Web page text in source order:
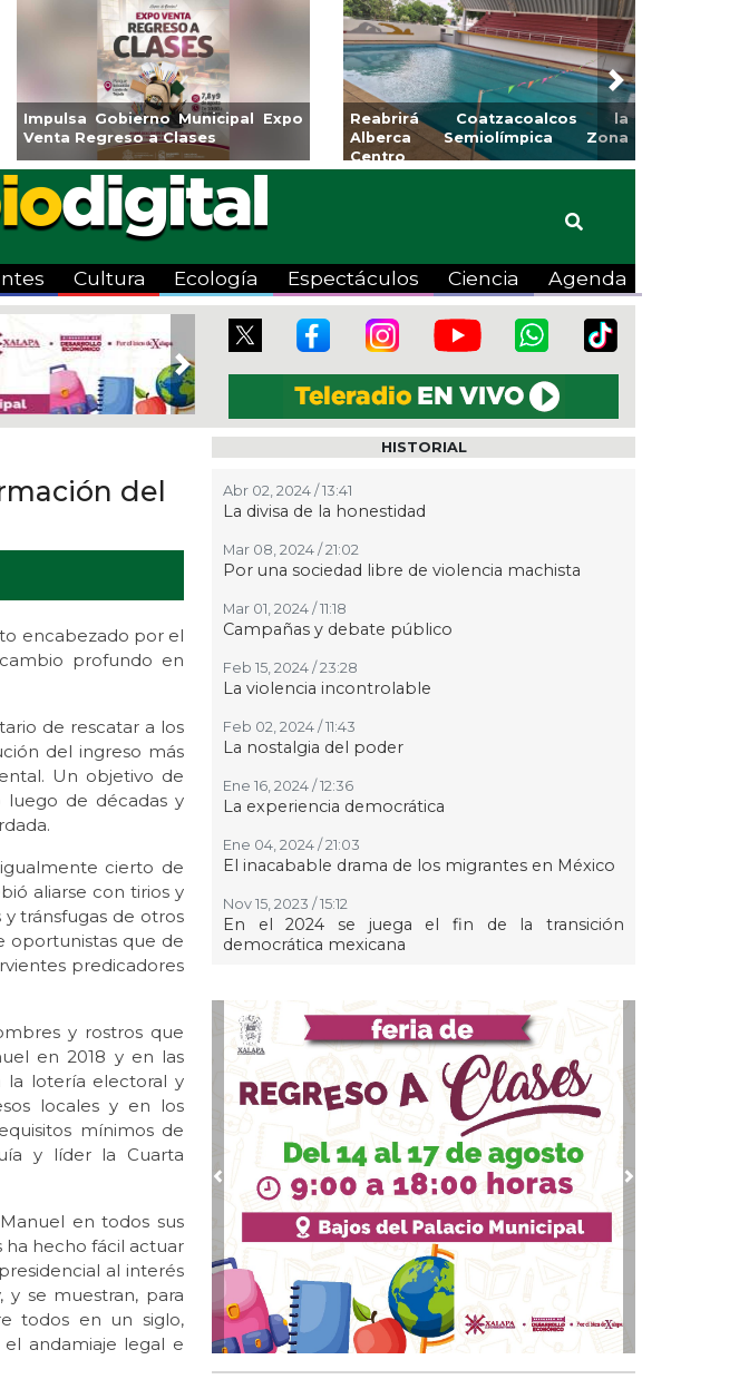
de
Guarniciones y banquetas para la
colonia El Mango en Pánuco
Emprendedores de Xalapa
exponen en Mercadito
Bicentenario
Next
Cultura Ecología Espectáculos Ciencia Agenda
Next
del
encabezado por el
profundo en
de rescatar a los
del ingreso más
Un objetivo de
de décadas y
cierto de
aliarse con tirios y
y tránsfugas de otros
oportunistas que de
predicadores
y rostros que
en 2018 y en las
la lotería electoral y
locales y en los
mínimos de
y líder la Cuarta
en todos sus
ha hecho fácil actuar
al interés
se muestran, para
todos en un siglo,
andamiaje legal e
HISTORIAL
Abr 02, 2024 / 13:41
La divisa de la honestidad
Mar 08, 2024 / 21:02
Por una sociedad libre de violencia machista
Mar 01, 2024 / 11:18
Campañas y debate público
Feb 15, 2024 / 23:28
La violencia incontrolable
Feb 02, 2024 / 11:43
La nostalgia del poder
Ene 16, 2024 / 12:36
La experiencia democrática
Ene 04, 2024 / 21:03
El inacabable drama de los migrantes en México
Nov 15, 2023 / 15:12
En el 2024 se juega el fin de la transición
democrática mexicana
La banalidad del mal vive entre nosotros
Oct 10, 2023 / 12:26
La guerra sin fin en Oriente Medio
Oct 09, 2023 / 11:09
Entre la desconfianza y el conformismo
Sep 12, 2023 / 23:09
Tendremos Presidenta
Sep 07, 2023 / 13:22
La solución contra el dedazo
Ago 02, 2023 / 18:27
Libros de texto para conservadores
Jul 18, 2023 / 14:33
El fenómeno Xóchitl: ¿Riesgo calculado de
AMLO?
Previous Next